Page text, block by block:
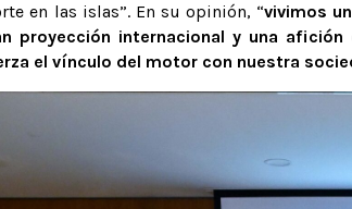
en las islas”. En su opinión, “vivimos
proyección internacional y una
el vínculo del motor con nuestra